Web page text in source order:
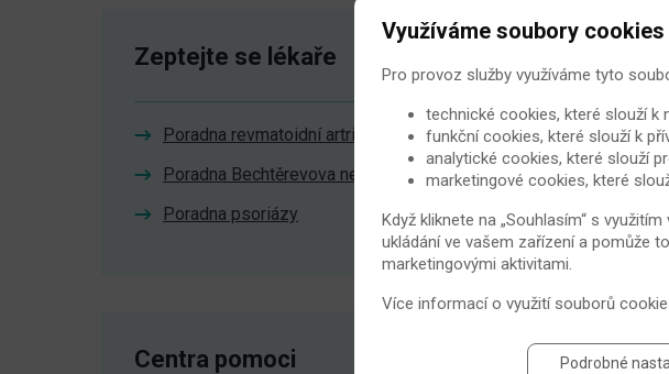
Zeptejte se lékaře
Poradna revmatoidní artritidy
Poradna Bechtěrevova nemoc
Poradna psoriázy
Centra pomoci
Využíváme soubory cookies
Pro provoz služby využíváme tyto
technické cookies, které slouží k
funkční cookies, které slouží k
analytické cookies, které slouží
marketingové cookies, které
Když kliknete na „Souhlasím“ s
ukládání ve vašem zařízení a pomůže
marketingovými aktivitami.
Více informací o využití souborů
Podrobné